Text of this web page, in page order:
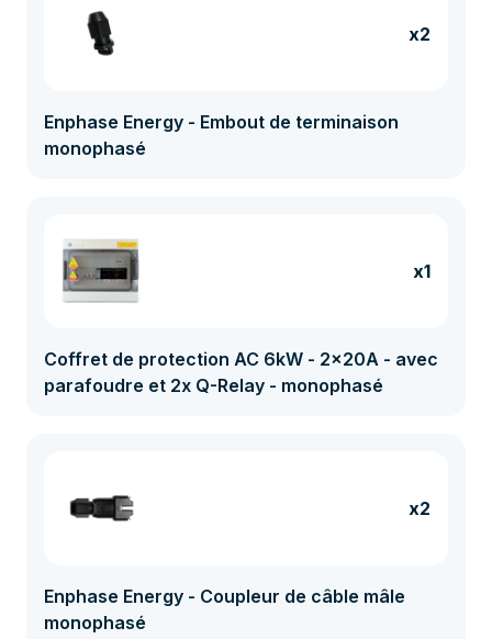
x2
Enphase Energy - Embout de terminaison
monophasé
x1
Coffret de protection AC 6kW - 2x20A - avec
parafoudre et 2x Q-Relay - monophasé
x2
Enphase Energy - Coupleur de câble mâle
monophasé